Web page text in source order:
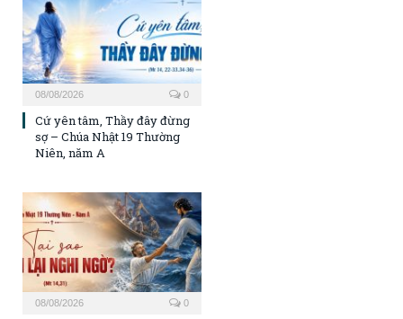
08/08/2026 0
Cứ yên tâm, Thầy đây đừng
sợ – Chúa Nhật 19 Thường
Niên, năm A
08/08/2026 0